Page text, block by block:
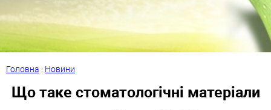
Головна : Новини
Що таке стоматологічні матеріали